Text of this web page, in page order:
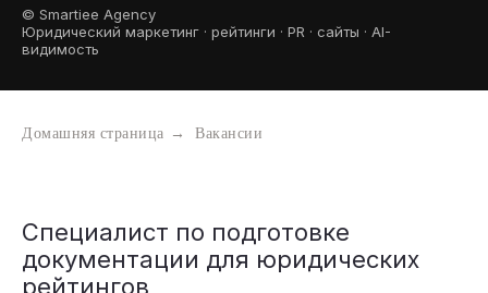
© Smartiee Agency
Юридический маркетинг · рейтинги · PR · сайты · AI-
видимость
Домашняя страница → Вакансии
Cпециалист по подготовке
документации для юридических
рейтингов